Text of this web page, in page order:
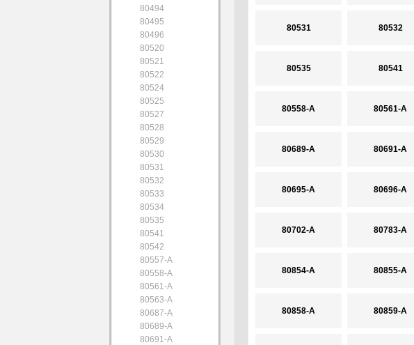
80531 80532
80535 80541
80558-A 80561-A
80689-A 80691-A
80695-A 80696-A
80702-A 80783-A
80854-A 80855-A
80858-A 80859-A
80494
80495
80496
80520
80521
80522
80524
80525
80527
80528
80529
80530
80531
80532
80533
80534
80535
80541
80542
80557-A
80558-A
80561-A
80563-A
80687-A
80689-A
80691-A